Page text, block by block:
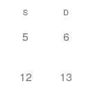
S D
0 évènement,
5 0
6
0 évènement,
12 0
13